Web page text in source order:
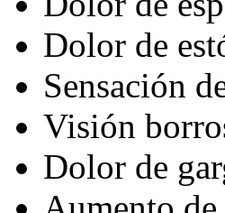
Dolor de
Sensación
Visión
Dolor de